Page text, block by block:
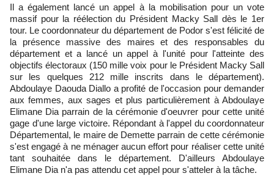
Il a également lancé un appel à la mobilisation pour un vote
massif pour la réélection du Président Macky Sall dès le 1er
tour. Le coordonnateur du département de Podor s'est félicité de
la présence massive des maires et des responsables du
département et a lancé un appel à l'unité pour l'atteinte des
objectifs électoraux (150 mille voix pour le Président Macky Sall
sur les quelques 212 mille inscrits dans le département).
Abdoulaye Daouda Diallo a profité de l'occasion pour demander
aux femmes, aux sages et plus particulièrement à Abdoulaye
Elimane Dia parrain de la cérémonie d'oeuvrer pour cette unité
gage d'une large victoire. Répondant à l'appel du coordonnateur
Départemental, le maire de Demette parrain de cette cérémonie
s'est engagé à ne ménager aucun effort pour réaliser cette unité
tant souhaitée dans le département. D'ailleurs Abdoulaye
Elimane Dia n'a pas attendu cet appel pour s'atteler à la tâche.